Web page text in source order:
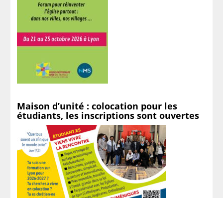
Maison d’unité : colocation pour les
étudiants, les inscriptions sont ouvertes